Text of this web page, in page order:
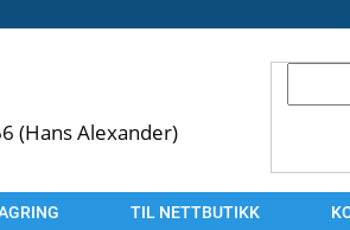
(Hans Alexander)
TIL NETTBUTIKK